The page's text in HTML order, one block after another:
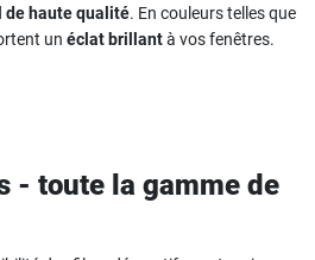
haute qualité. En couleurs telles que
un éclat brillantà vos fenêtres.
- toute la gamme de